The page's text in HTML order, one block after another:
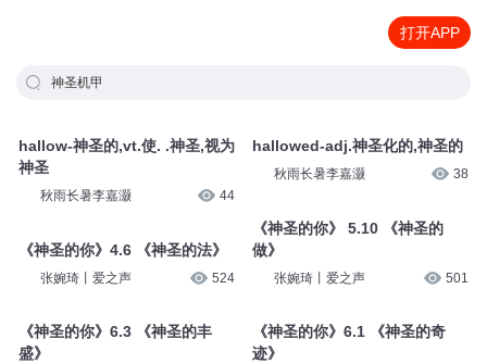
打开APP
神圣机甲
hallow-神圣的,vt.使. .神圣,视为
神圣
秋雨长暑李嘉灏 44
《神圣的你》4.6 《神圣的法》
张婉琦丨爱之声 524
《神圣的你》6.3 《神圣的丰
盛》
hallowed-adj.神圣化的,神圣的
秋雨长暑李嘉灏 38
《神圣的你》 5.10 《神圣的
做》
张婉琦丨爱之声 501
《神圣的你》6.1 《神圣的奇
迹》